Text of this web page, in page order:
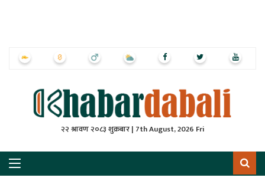
२२ श्रावण २०८३ शुक्रबार | 7th August, 2026 Fri